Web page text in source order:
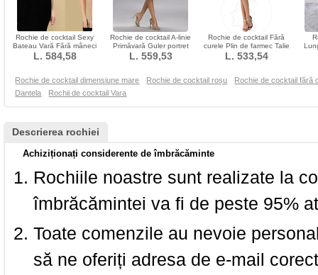
Rochie de cocktail Sexy
Bateau Vară Fără mâneci
Mediu Fermoar
L. 584,58
Rochie de cocktail A-linie
Primăvară Guler portret
Genunchi lungime
L. 559,53
Rochie de cocktail Fără
curele Plin de farmec Talie
naturale
L. 533,54
Rochie de cocktail dimensiune mare Rochie de cocktail roșu
Rochie de cocktail fără
Dantela
Rochii de cocktail Vara
Descrierea rochiei
Achiziționați considerente de îmbrăcăminte
Rochiile noastre sunt realizate la
îmbrăcămintei va fi de peste 95%
Toate comenzile au nevoie
să ne oferiți adresa de e-mail